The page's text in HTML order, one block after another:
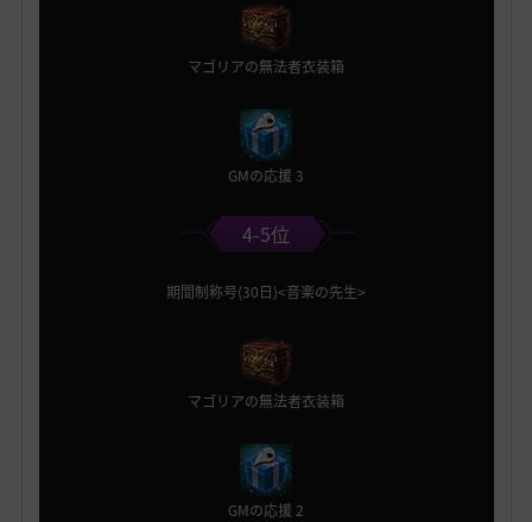
マゴリアの無法者衣装箱
GMの応援 3
4-5位
期間制称号(30日)<音楽の先生>
マゴリアの無法者衣装箱
GMの応援 2